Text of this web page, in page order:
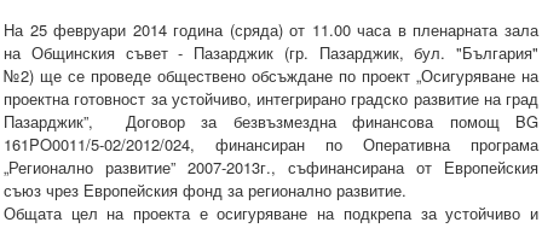
На 25 февруари 2014 година (сряда) от 11.00 часа в пленарната зала
на Общинския съвет - Пазарджик (гр. Пазарджик, бул. "България"
№2) ще се проведе обществено обсъждане по проект „Осигуряване на
проектна готовност за устойчиво, интегрирано градско развитие на град
Пазарджик”, Договор за безвъзмездна финансова помощ BG
161PO0011/5-02/2012/024, финансиран по Оперативна програма
„Регионално развитие” 2007-2013г., съфинансирана от Европейския
съюз чрез Европейския фонд за регионално развитие.
Общата цел на проекта е осигуряване на подкрепа за устойчиво и